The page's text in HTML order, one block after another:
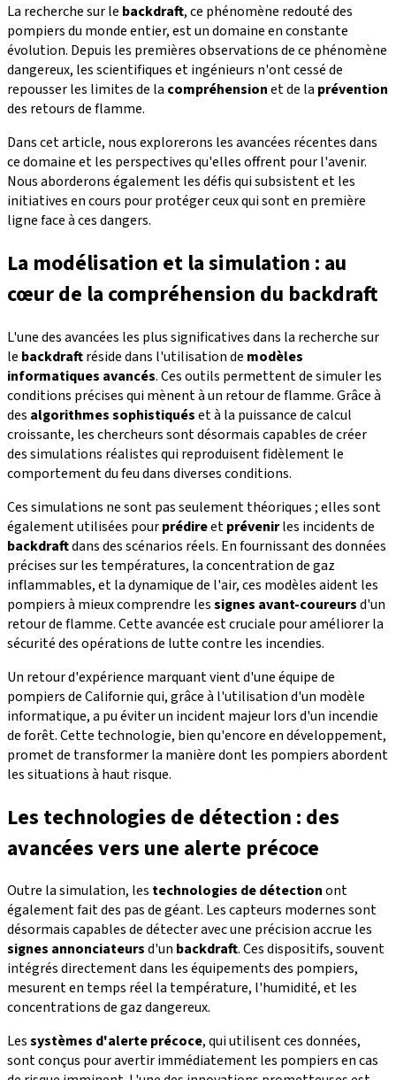
La recherche sur le backdraft, ce phénomène redouté des
pompiers du monde entier, est un domaine en constante
évolution. Depuis les premières observations de ce phénomène
dangereux, les scientifiques et ingénieurs n'ont cessé de
repousser les limites de la compréhensionet de la prévention
des retours de flamme.
Dans cet article, nous explorerons les avancées récentes dans
ce domaine et les perspectives qu'elles offrent pour l'avenir.
Nous aborderons également les défis qui subsistent et les
initiatives en cours pour protéger ceux qui sont en première
ligne face à ces dangers.
La modélisation et la simulation : au
cœur de la compréhension du backdraft
L'une des avancées les plus significatives dans la recherche sur
le backdraftréside dans l'utilisation de modèles
informatiques avancés. Ces outils permettent de simuler les
conditions précises qui mènent à un retour de flamme. Grâce à
des algorithmes sophistiquéset à la puissance de calcul
croissante, les chercheurs sont désormais capables de créer
des simulations réalistes qui reproduisent fidèlement le
comportement du feu dans diverses conditions.
Ces simulations ne sont pas seulement théoriques ; elles sont
également utilisées pourprédireetprévenirles incidents de
backdraftdans des scénarios réels. En fournissant des données
précises sur les températures, la concentration de gaz
inflammables, et la dynamique de l'air, ces modèles aident les
pompiers à mieux comprendre lessignes avant-coureursd'un
retour de flamme. Cette avancée est cruciale pour améliorer la
sécurité des opérations de lutte contre les incendies.
Un retour d'expérience marquant vient d'une équipe de
pompiers de Californie qui, grâce à l'utilisation d'un modèle
informatique, a pu éviter un incident majeur lors d'un incendie
de forêt. Cette technologie, bien qu'encore en développement,
promet de transformer la manière dont les pompiers abordent
les situations à haut risque.
Les technologies de détection : des
avancées vers une alerte précoce
Outre la simulation, les technologies de détectionont
également fait des pas de géant. Les capteurs modernes sont
désormais capables de détecter avec une précision accrue les
signes annonciateursd'un backdraft. Ces dispositifs, souvent
intégrés directement dans les équipements des pompiers,
mesurent en temps réel la température, l'humidité, et les
concentrations de gaz dangereux.
Lessystèmes d'alerte précoce, qui utilisent ces données,
sont conçus pour avertir immédiatement les pompiers en cas